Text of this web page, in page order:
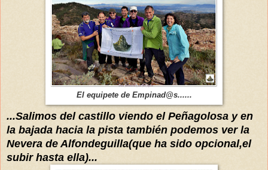
El equipete de Empinad@s......
...Salimos del castillo viendo el Peñagolosa y en
la bajada hacia la pista también podemos ver la
Nevera de Alfondeguilla(que ha sido opcional,el
subir hasta ella)...